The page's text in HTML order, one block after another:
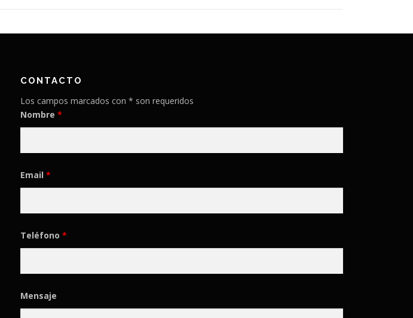
CONTACTO
Los campos marcados con * son requeridos
Nombre *
Email *
Teléfono *
Mensaje